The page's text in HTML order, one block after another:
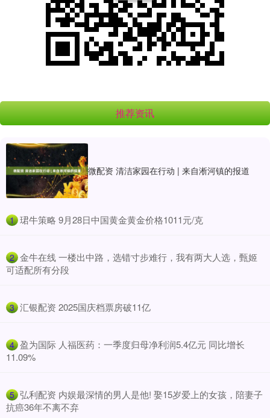
推荐资讯
微配资 清洁家园在行动 | 来自淅河镇的报道
1 ​珺牛策略 9月28日中国黄金黄金价格1011元/克
2 ​金牛在线 一楼出中路，选错寸步难行，我有两大人选，甄姬
可适配所有分段
3 ​汇银配资 2025国庆档票房破11亿
4 ​盈为国际 人福医药：一季度归母净利润5.4亿元 同比增长
11.09%
5 ​弘利配资 内娱最深情的男人是他! 娶15岁爱上的女孩，陪妻子
抗癌36年不离不弃